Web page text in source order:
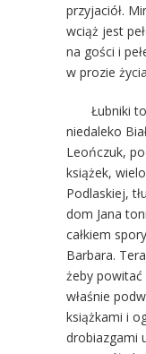
przyjaciół.
wciąż jest
na gości i
w prozie
Łubniki
niedaleko
Leończuk,
książek,
Podlaskiej,
dom Jana
całkiem
Barbara.
żeby powitać
właśnie
książkami i
drobiazgami